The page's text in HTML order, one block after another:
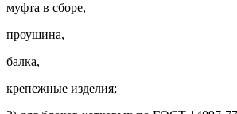
муфта в сборе,
проушина,
балка,
крепежные изделия;